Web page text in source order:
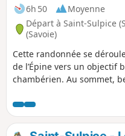
6h 50
Moyenne
Départ à Saint-Sulpice
(Savoie)
Cette randonnée se
de l’Épine vers un objectif
chambérien. Au sommet,
également visible.
d'orientation.